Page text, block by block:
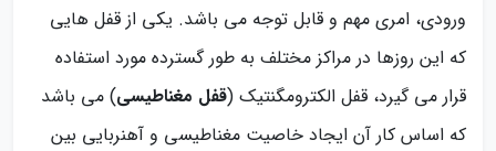
ورودی، امری مهم و قابل توجه می باشد. یکی از قفل هایی
که این روزها در مراکز مختلف به طور گسترده مورد استفاده
قرار می گیرد، قفل الکترومگنتیک (قفل مغناطیسی) می باشد
که اساس کار آن ایجاد خاصیت مغناطیسی و آهنربایی بین